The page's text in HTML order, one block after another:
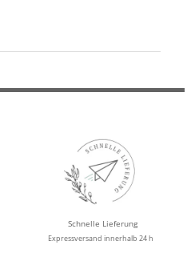
Schnelle Lieferung
Expressversand innerhalb 24 h